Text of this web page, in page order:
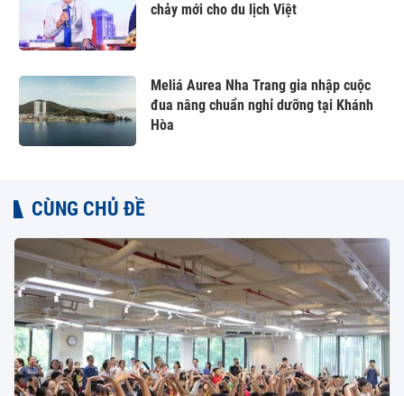
chảy mới cho du lịch Việt
Meliá Aurea Nha Trang gia nhập cuộc
đua nâng chuẩn nghỉ dưỡng tại Khánh
Hòa
CÙNG CHỦ ĐỀ